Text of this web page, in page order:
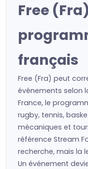
Free
français
Free (Fra) peut
événements selon
France, le
rugby, tennis,
mécaniques et
référence Stream
recherche, mais la
Un événement